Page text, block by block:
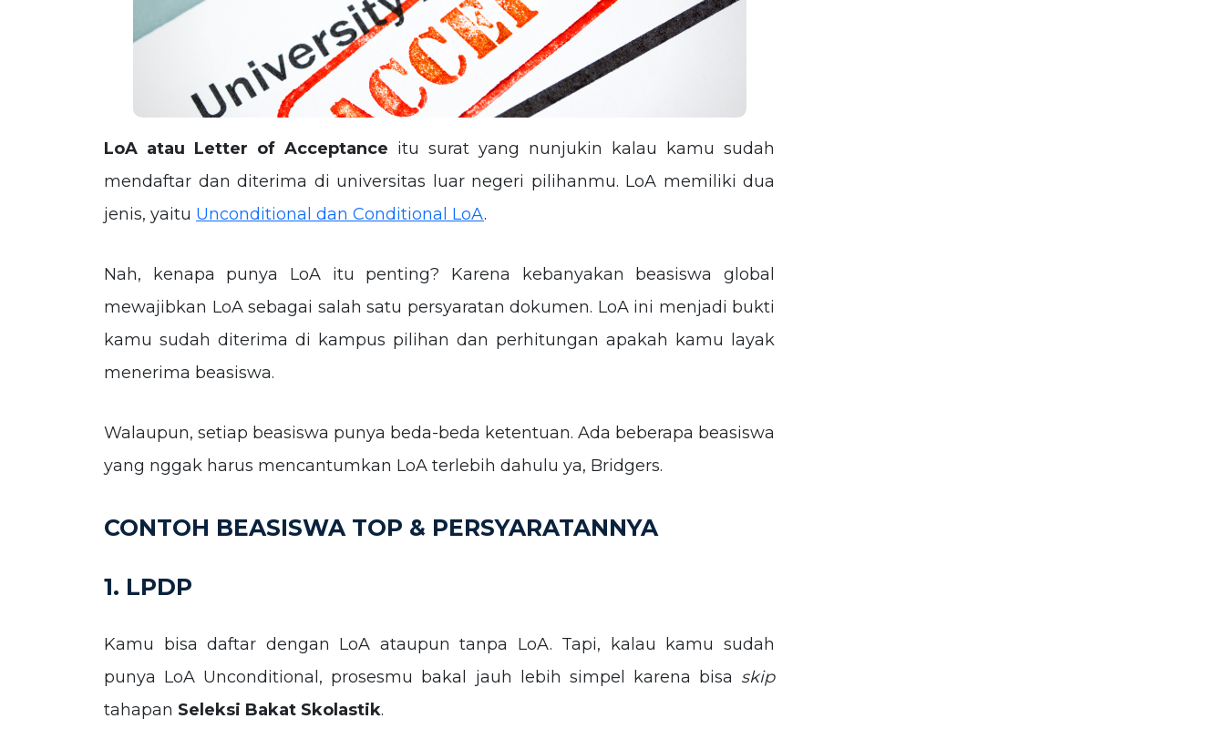
LoA atau Letter of Acceptance itu surat yang nunjukin kalau kamu sudah
mendaftar dan diterima di universitas luar negeri pilihanmu. LoA memiliki dua
jenis, yaitu Unconditional dan Conditional LoA.
Nah, kenapa punya LoA itu penting? Karena kebanyakan beasiswa global
mewajibkan LoA sebagai salah satu persyaratan dokumen. LoA ini menjadi bukti
kamu sudah diterima di kampus pilihan dan perhitungan apakah kamu layak
menerima beasiswa.
Walaupun, setiap beasiswa punya beda-beda ketentuan. Ada beberapa beasiswa
yang nggak harus mencantumkan LoA terlebih dahulu ya, Bridgers.
CONTOH BEASISWA TOP & PERSYARATANNYA
1. LPDP
Kamu bisa daftar dengan LoA ataupun tanpa LoA. Tapi, kalau kamu sudah
punya LoA Unconditional, prosesmu bakal jauh lebih simpel karena bisa skip
tahapan Seleksi Bakat Skolastik.